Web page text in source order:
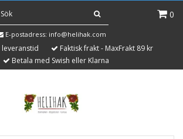
0
E-postadress: info@helihak.com
Faktisk frakt - MaxFrakt 89 kr
Betala med Swish eller Klarna